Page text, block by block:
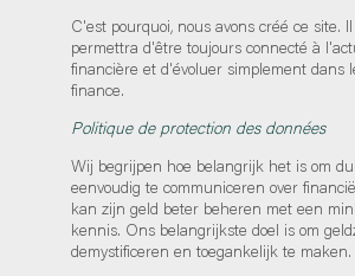
C'est pourquoi, nous avons créé ce site.
permettra d'être toujours connecté à
financière et d'évoluer simplement dans
finance.
Politique de protection des données
Wij begrijpen hoe belangrijk het is om
eenvoudig te communiceren over
kan zijn geld beter beheren met een
kennis. Ons belangrijkste doel is om
demystificeren en toegankelijk te maken.